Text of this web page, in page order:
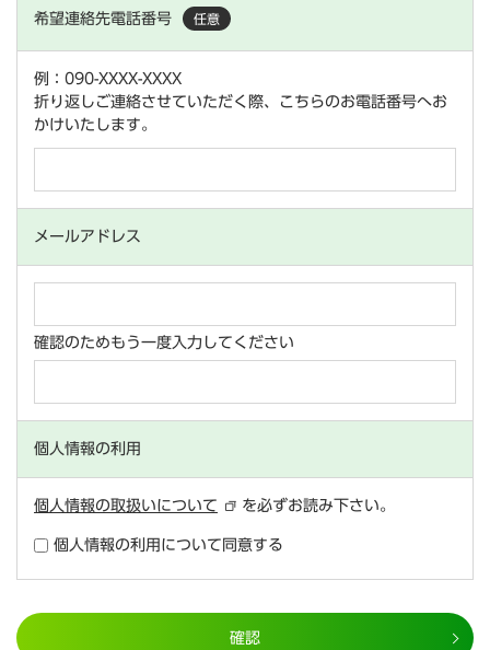
希望連絡先電話番号 任意
例：090-XXXX-XXXX
折り返しご連絡させていただく際、こちらのお電話番号へお
かけいたします。
メールアドレス
確認のためもう一度入力してください
個人情報の利用
個人情報の取扱いについて を必ずお読み下さい。
個人情報の利用について同意する
確認